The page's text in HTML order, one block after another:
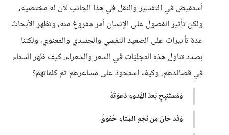
أستفيض في التفسير والنقل في هذا الجانب لأن له مختصيه،
ولكن تأثير الفصول على الإنسان أمر مفروغ منه، وتظهر الأبحاث
عدة تأثيرات على الصعيد النفسي والجسدي والمعنوي، ولكننا
بصدد تناول هذه التجليّات في الشعر والشعراء، كيف ظهر الشتاء
في قصائدهم، وكيف استحوذ على مشاعرهم ثم كلماتهم؟
وَمُستَنبِحٍ بَعدَ الهُدوءِ دَعوَتُهُ
وَقَد حانَ مِن نَجم الشِتاءِ خُفوقُ